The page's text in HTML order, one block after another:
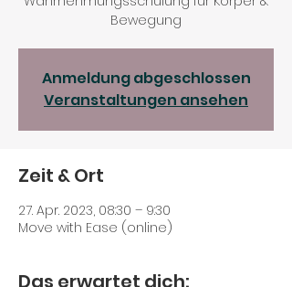
Bewegung
Anmeldung abgeschlossen
Veranstaltungen ansehen
Zeit & Ort
27. Apr. 2023, 08:30 – 9:30
Move with Ease (online)
Das erwartet dich: